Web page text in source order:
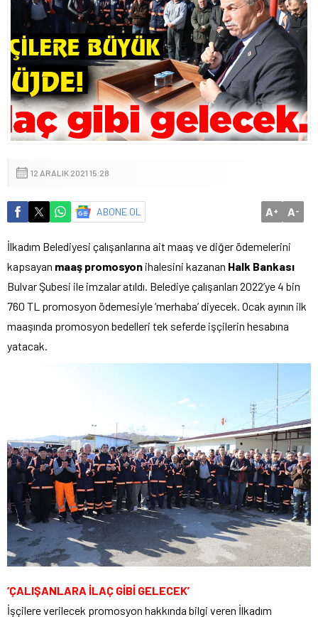
12 ARALIK 2021 15:28
ABONE OL A+ A-
İlkadım Belediyesi çalışanlarına ait maaş ve diğer ödemelerini
kapsayan maaş promosyon ihalesini kazanan Halk Bankası
Bulvar Şubesi ile imzalar atıldı. Belediye çalışanları 2022’ye 4 bin
760 TL promosyon ödemesiyle ‘merhaba’ diyecek. Ocak ayının ilk
maaşında promosyon bedelleri tek seferde işçilerin hesabına
yatacak.
‘ÇALIŞANLARA İLAÇ GİBİ GELECEK’
İşçilere verilecek promosyon hakkında bilgi veren İlkadım